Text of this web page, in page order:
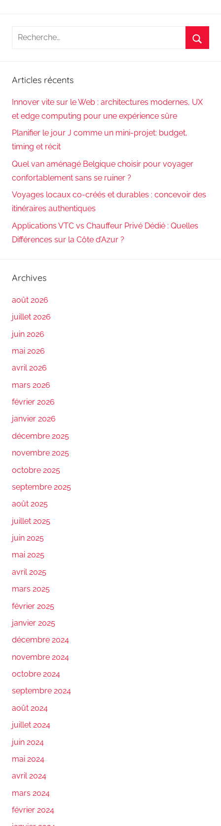
Recherche
Articles récents
Innover vite sur le Web : architectures modernes, UX
et edge computing pour une expérience sûre
Planifier le jour J comme un mini-projet: budget,
timing et récit
Quel van aménagé Belgique choisir pour voyager
confortablement sans se ruiner ?
Voyages locaux co-créés et durables : concevoir des
itinéraires authentiques
Applications VTC vs Chauffeur Privé Dédié : Quelles
Différences sur la Côte d’Azur ?
Archives
août 2026
juillet 2026
juin 2026
mai 2026
avril 2026
mars 2026
février 2026
janvier 2026
décembre 2025
novembre 2025
octobre 2025
septembre 2025
août 2025
juillet 2025
juin 2025
mai 2025
avril 2025
mars 2025
février 2025
janvier 2025
décembre 2024
novembre 2024
octobre 2024
septembre 2024
août 2024
juillet 2024
juin 2024
mai 2024
avril 2024
mars 2024
février 2024